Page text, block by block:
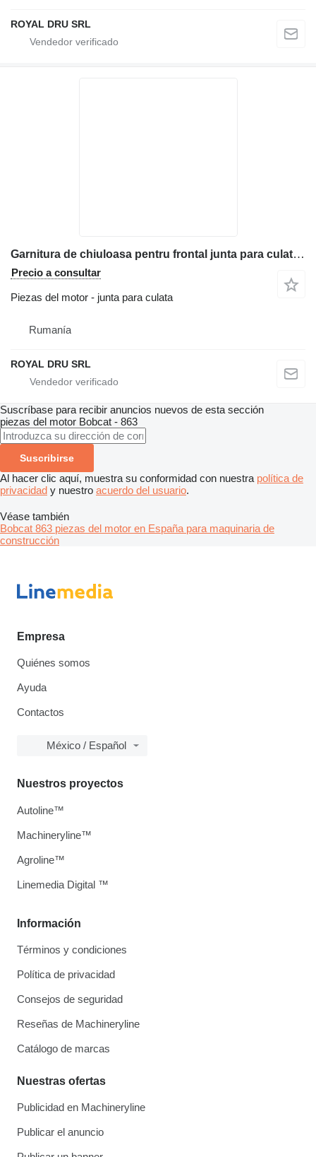
ROYAL DRU SRL
Garnitura de chiuloasa pentru frontal junta para culata para Bobcat maquinaria de construcción
Precio a consultar
Piezas del motor - junta para culata
Rumanía
ROYAL DRU SRL
Suscríbase para recibir anuncios nuevos de esta sección
piezas del motor Bobcat - 863
Suscribirse
Al hacer clic aquí, muestra su conformidad con nuestra política de
privacidad y nuestro acuerdo del usuario.
Véase también
Bobcat 863 piezas del motor en España para maquinaria de
construcción
Empresa
Quiénes somos
Ayuda
Contactos
México / Español
Información
Términos y condiciones
Política de privacidad
Consejos de seguridad
Reseñas de Machineryline
Catálogo de marcas
Nuestras ofertas
Publicidad en Machineryline
Publicar el anuncio
Nuestros proyectos
Autoline™
Machineryline™
Agroline™
Linemedia Digital ™